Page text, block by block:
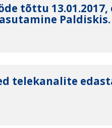
tõttu
Paldiskis.
telekanalite